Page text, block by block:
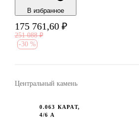
В избранноe
175 761,60 ₽
251 088 ₽
-30 %
Центральный камень
0.063 КАРАТ,
4/6 А